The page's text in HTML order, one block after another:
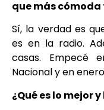
que más
Sí, la verdad es
es en la radio.
casas. Empecé
Nacional y en
¿Qué es lo mejor